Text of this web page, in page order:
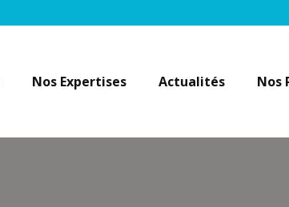
Nos Expertises Actualités Nos